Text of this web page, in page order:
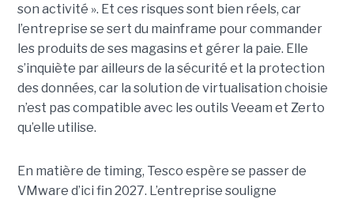
son activité ». Et ces risques sont bien réels, car
l’entreprise se sert du mainframe pour commander
les produits de ses magasins et gérer la paie. Elle
s’inquiète par ailleurs de la sécurité et la protection
des données, car la solution de virtualisation choisie
n’est pas compatible avec les outils Veeam et Zerto
qu’elle utilise.
En matière de timing, Tesco espère se passer de
VMware d’ici fin 2027. L’entreprise souligne